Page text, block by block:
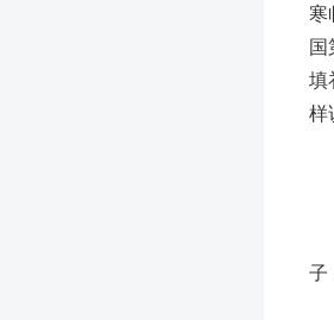
寒
国
填
样
子